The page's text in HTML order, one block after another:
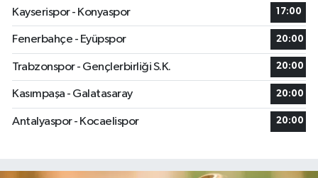
Kayserispor - Konyaspor
17:00
Fenerbahçe - Eyüpspor 20:00
Trabzonspor - Gençlerbirliği S.K. 20:00
Kasımpaşa - Galatasaray 20:00
Antalyaspor - Kocaelispor 20:00